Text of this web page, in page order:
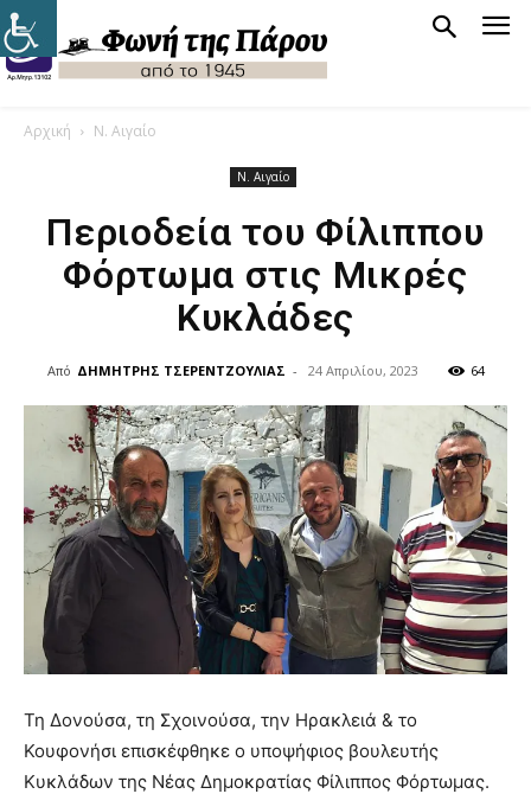
Αρχική Ν. Αιγαίο
Ν. Αιγαίο
Περιοδεία του Φίλιππου
Φόρτωμα στις Μικρές
Κυκλάδες
Από ΔΗΜΗΤΡΗΣ ΤΣΕΡΕΝΤΖΟΥΛΙΑΣ - 24 Απριλίου, 2023 64
Τη Δονούσα, τη Σχοινούσα, την Ηρακλειά & το
Κουφονήσι επισκέφθηκε ο υποψήφιος βουλευτής
Κυκλάδων της Νέας Δημοκρατίας Φίλιππος Φόρτωμας.